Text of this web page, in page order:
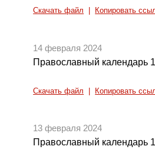
Скачать файл Копировать
14 февраля 2024
Православный календарь
Скачать файл Копировать
13 февраля 2024
Православный календарь